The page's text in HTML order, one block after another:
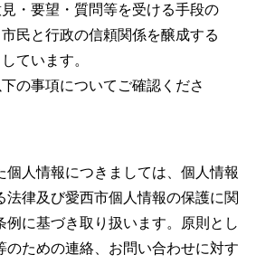
・要望・質問等を受ける手段の
民と行政の信頼関係を醸成する
ています。
の事項についてご確認くださ
個人情報につきましては、個人情報
法律及び愛西市個人情報の保護に関
例に基づき取り扱います。原則とし
のための連絡、お問い合わせに対す